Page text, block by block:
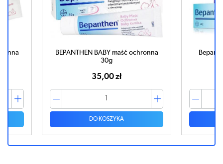
BEPANTHEN BABY maść ochronna
30g
35,00 zł
DO KOSZYKA